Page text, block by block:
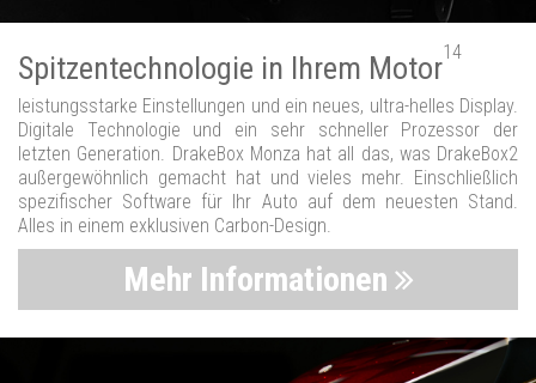
Spitzentechnologie in Ihrem Motor14
leistungsstarke Einstellungen und ein neues, ultra-helles Display.
Digitale Technologie und ein sehr schneller Prozessor der
letzten Generation. DrakeBox Monza hat all das, was DrakeBox2
außergewöhnlich gemacht hat und vieles mehr. Einschließlich
spezifischer Software für Ihr Auto auf dem neuesten Stand.
Alles in einem exklusiven Carbon-Design.
Mehr Informationen